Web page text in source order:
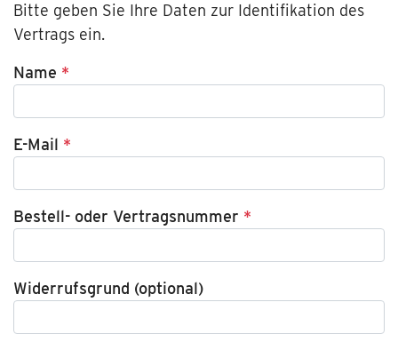
Bitte geben Sie Ihre Daten zur Identifikation des
Vertrags ein.
Name *
E-Mail *
Bestell- oder Vertragsnummer *
Widerrufsgrund (optional)